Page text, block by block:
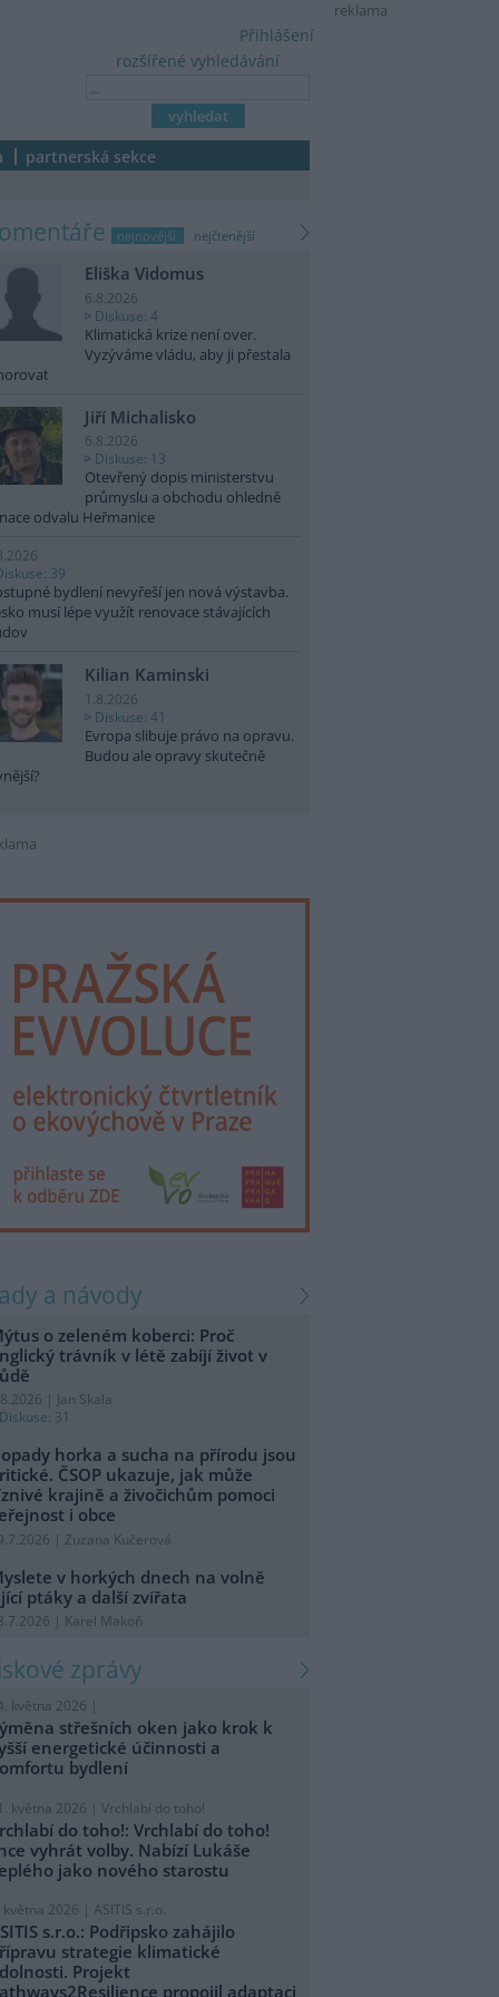
reklama
rozšířené vyhledávání
Přihlášení
partnerská sekce
nejnovější nejčtenější
Eliška Vidomus
6.8.2026
Diskuse: 4
Klimatická krize není over.
Vyzýváme vládu, aby ji přestala
Jiří Michalisko
6.8.2026
Diskuse: 13
Otevřený dopis ministerstvu
průmyslu a obchodu ohledně
odvalu Heřmanice
39
bydlení nevyřeší jen nová výstavba.
musí lépe využít renovace stávajících
Kilian Kaminski
1.8.2026
Diskuse: 41
Evropa slibuje právo na opravu.
Budou ale opravy skutečně
a návody
o zeleném koberci: Proč
trávník v létě zabíjí život v
| Jan Skala
Diskuse: 31
horka a sucha na přírodu jsou
ČSOP ukazuje, jak může
krajině a živočichům pomoci
i obce
| Zuzana Kučerová
v horkých dnech na volně
ptáky a další zvířata
| Karel Makoň
zprávy
května 2026 |
střešních oken jako krok k
energetické účinnosti a
bydlení
května 2026 | Vrchlabí do toho!
do toho!: Vrchlabí do toho!
vyhrát volby. Nabízí Lukáše
jako nového starostu
května 2026 | ASITIS s.r.o.
s.r.o.: Podřipsko zahájilo
strategie klimatické
Projekt
propojil adaptaci